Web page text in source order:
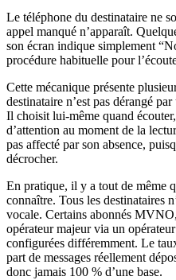
Le téléphone du destinataire ne
appel manqué n’apparaît.
son écran indique simplement
procédure habituelle pour
Cette mécanique présente
destinataire n’est pas dérangé
Il choisit lui-même quand
d’attention au moment de la
pas affecté par son absence,
décrocher.
En pratique, il y a tout de même
connaître. Tous les destinataires
vocale. Certains abonnés
opérateur majeur via un
configurées différemment. Le
part de messages réellement
donc jamais 100 % d’une base.